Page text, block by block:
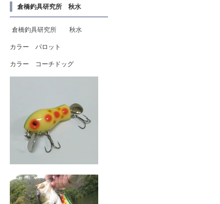
倉橋釣具研究所 秋水
倉橋釣具研究所 秋水
カラー パロット
カラー コーチドッグ